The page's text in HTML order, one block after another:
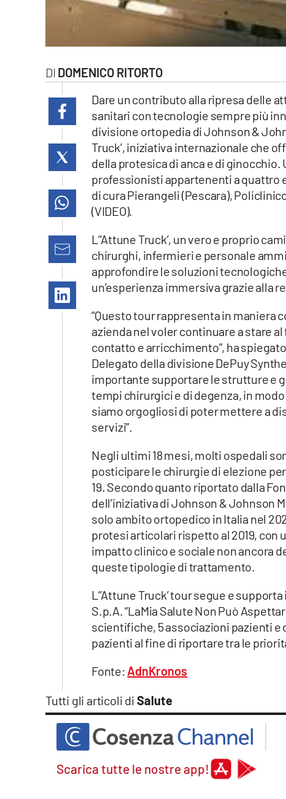
cosenzachannel.it
lacapitalenews.it
Vai
DOMENICO RITORTO
Tutti gli articoli di Salute
Dare un contributo alla ripresa delle
sanitari con tecnologie sempre più
divisione ortopedia di Johnson &
Truck’, iniziativa internazionale che
della protesica di anca e di
professionisti appartenenti a quattro
di cura Pierangeli (Pescara),
(VIDEO).
L’’Attune Truck’, un vero e proprio
chirurghi, infermieri e personale
approfondire le soluzioni
un’esperienza immersiva grazie alla
“Questo tour rappresenta in maniera
azienda nel voler continuare a stare
contatto e arricchimento”, ha
Delegato della divisione DePuy
importante supportare le strutture e
tempi chirurgici e di degenza, in
siamo orgogliosi di poter mettere a
servizi”.
Negli ultimi 18 mesi, molti ospedali
posticipare le chirurgie di elezione
19. Secondo quanto riportato dalla
dell’iniziativa di Johnson & Johnson
solo ambito ortopedico in Italia nel
protesi articolari rispetto al 2019, con
impatto clinico e sociale non ancora
queste tipologie di trattamento.
L’’Attune Truck’ tour segue e
S.p.A. “LaMia Salute Non Può
scientifiche, 5 associazioni pazienti
pazienti al fine di riportare tra le
Fonte: AdnKronos
Scarica tutte le nostre app!